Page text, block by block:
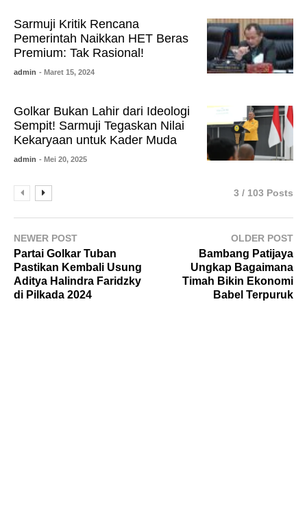
Sarmuji Kritik Rencana
Pemerintah Naikkan HET Beras
Premium: Tak Rasional!
admin - Maret 15, 2024
Golkar Bukan Lahir dari Ideologi
Sempit! Sarmuji Tegaskan Nilai
Kekaryaan untuk Kader Muda
admin - Mei 20, 2025
3 / 103 Posts
NEWER POST
Partai Golkar Tuban
Pastikan Kembali Usung
Aditya Halindra Faridzky
di Pilkada 2024
OLDER POST
Bambang Patijaya
Ungkap Bagaimana
Timah Bikin Ekonomi
Babel Terpuruk